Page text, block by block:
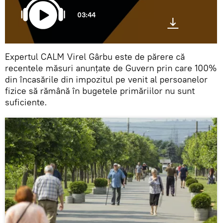
03:44
Expertul CALM Virel Gârbu este de părere că
recentele măsuri anunțate de Guvern prin care 100%
din încasările din impozitul pe venit al persoanelor
fizice să rămână în bugetele primăriilor nu sunt
suficiente.